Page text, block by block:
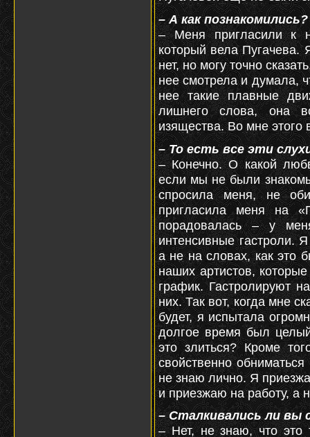
– А как познакомились?
– Меня пригласили к
который вела Пугачева.
нет, но могу точно
нее смотрела и думала,
нее такие плавные
лишнего слова, она
изящества. Во мне этого
– То есть все эти
– Конечно. О какой
если мы не были
спросила меня, не
пригласила меня на
порадовалась – у
интенсивные гастроли.
а не на словах, как это
наших артистов,
график. Гастролируют
них. Так вот, когда мне
будет, я испытала
долгое время был
это злиться? Кроме
свойственно
не знаю лично. Я
и приезжаю на работу, а
– Сталкивались ли вы
– Нет, не знаю, что это